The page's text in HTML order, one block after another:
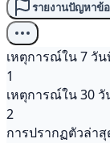
รายงานปัญหาข้
เหตุการณ์ใน 7 วั
1
เหตุการณ์ใน 30
2
การปรากฏตัวล่า